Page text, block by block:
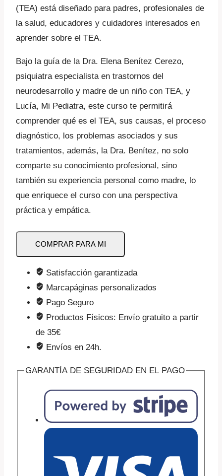
(TEA) está diseñado para padres, profesionales de
la salud, educadores y cuidadores interesados en
aprender sobre el TEA.
Bajo la guía de la Dra. Elena Benítez Cerezo,
psiquiatra especialista en trastornos del
neurodesarrollo y madre de un niño con TEA, y
Lucía, Mi Pediatra, este curso te permitirá
comprender qué es el TEA, sus causas, el proceso
diagnóstico, los problemas asociados y sus
tratamientos, además, la Dra. Benítez, no solo
comparte su conocimiento profesional, sino
también su experiencia personal como madre, lo
que enriquece el curso con una perspectiva
práctica y empática.
Trastornos
Autista
(regalo)
cantidad
COMPRAR PARA MI
Satisfacción garantizada
Marcapáginas personalizados
Pago Seguro
Productos Físicos: Envío gratuito a partir
de 35€
Envíos en 24h.
GARANTÍA DE SEGURIDAD EN EL PAGO